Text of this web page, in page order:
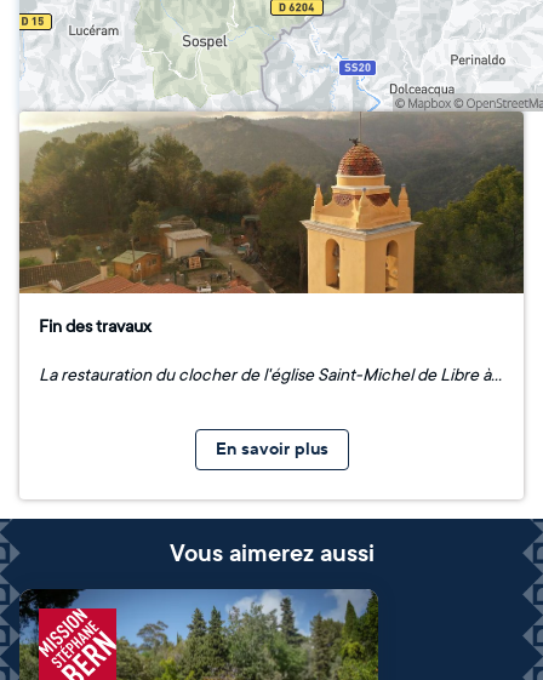
Fin des travaux
La restauration du clocher de l'église Saint-Michel de Libre à Breil-sur-Roya est à présent terminée. Un grand merci à la Principauté de Monaco qui a soutenu le projet !
En savoir plus
Vous aimerez aussi